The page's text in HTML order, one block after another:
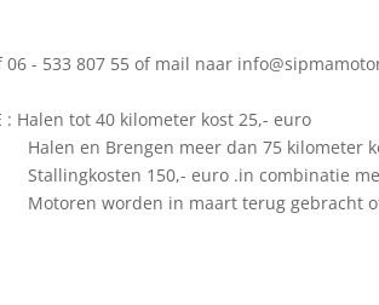
06 - 533 807 55 of mail naar
: Halen tot 40 kilometer kost 25,- euro
meer dan 75 kilometer kost
euro .in combinatie met
in maart terug gebracht of